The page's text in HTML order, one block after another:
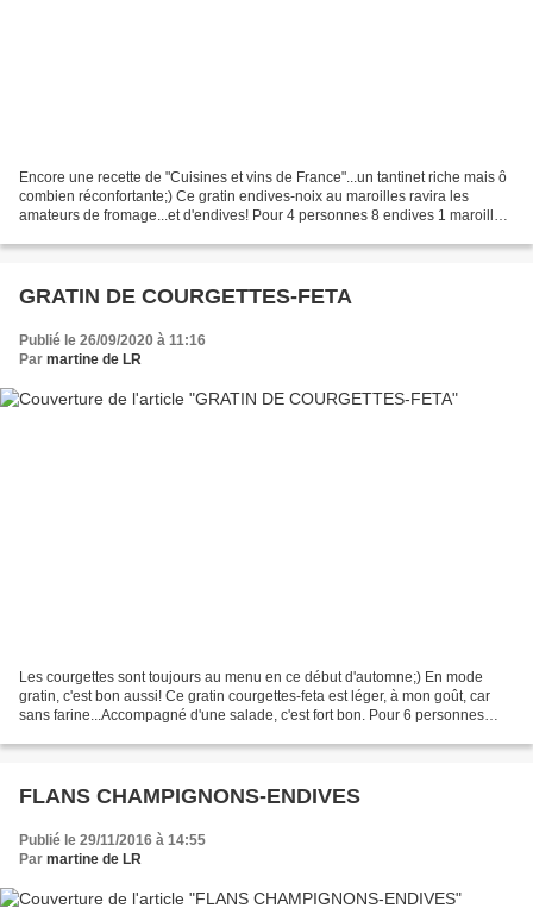
Encore une recette de "Cuisines et vins de France"...un tantinet riche mais ô
combien réconfortante;) Ce gratin endives-noix au maroilles ravira les
amateurs de fromage...et d'endives! Pour 4 personnes 8 endives 1 maroilles
GRATIN DE COURGETTES-FETA
Publié le 26/09/2020 à 11:16
Par martine de LR
Les courgettes sont toujours au menu en ce début d'automne;) En mode
gratin, c'est bon aussi! Ce gratin courgettes-feta est léger, à mon goût, car
sans farine...Accompagné d'une salade, c'est fort bon. Pour 6 personnes
FLANS CHAMPIGNONS-ENDIVES
Publié le 29/11/2016 à 14:55
Par martine de LR